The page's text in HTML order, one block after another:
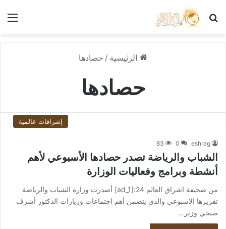
بحث عن
الرئيسية / حصادها
حصادها
إشراقات عالمية
eshrag
0
83
الشباب والرياضة تصدر حصادها الأسبوعي لأهم
أنشطة وبرامج وفعاليات الوزارة
من صحيفة اشراق العالم 24:[ad_1] أصدرت وزارة الشباب والرياضة
تقريرها الاسبوعي والذي يتضمن أهم اجتماعات وزيارات الدكتور أشرف
صبحي وزير…